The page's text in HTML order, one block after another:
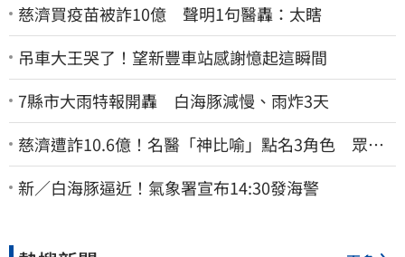
慈濟買疫苗被詐10億 聲明1句醫轟：太瞎
吊車大王哭了！望新豐車站感謝憶起這瞬間
7縣市大雨特報開轟 白海豚減慢、雨炸3天
慈濟遭詐10.6億！名醫「神比喻」點名3角色 眾人
一看秒懂讚：好傳神
新／白海豚逼近！氣象署宣布14:30發海警